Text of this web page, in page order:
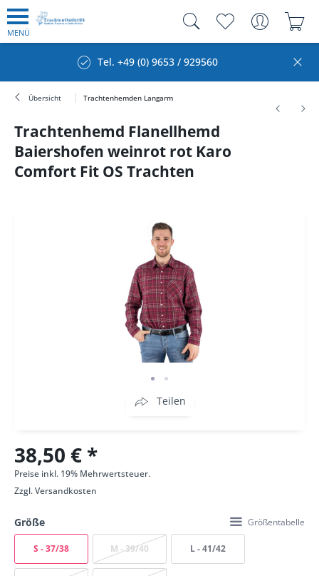
MENÜ
Tel. +49 (0) 9653 / 929560
Übersicht Trachtenhemden Langarm
Trachtenhemd Flanellhemd
Baiershofen weinrot rot Karo
Comfort Fit OS Trachten
Teilen
38,50 € *
Preise inkl. 19% Mehrwertsteuer.
Zzgl.Versandkosten
Größe Größentabelle
S - 37/38 M - 39/40 L - 41/42